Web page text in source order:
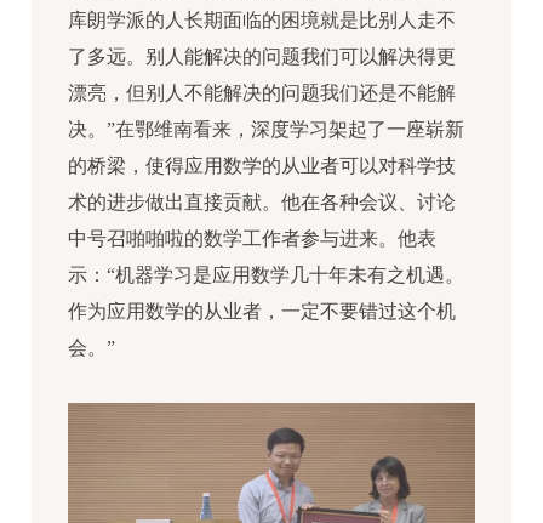
库朗学派的人长期面临的困境就是比别人走不
了多远。别人能解决的问题我们可以解决得更
漂亮，但别人不能解决的问题我们还是不能解
决。”在鄂维南看来，深度学习架起了一座崭新
的桥梁，使得应用数学的从业者可以对科学技
术的进步做出直接贡献。他在各种会议、讨论
中号召啪啪啦的数学工作者参与进来。他表
示：“机器学习是应用数学几十年未有之机遇。
作为应用数学的从业者，一定不要错过这个机
会。”